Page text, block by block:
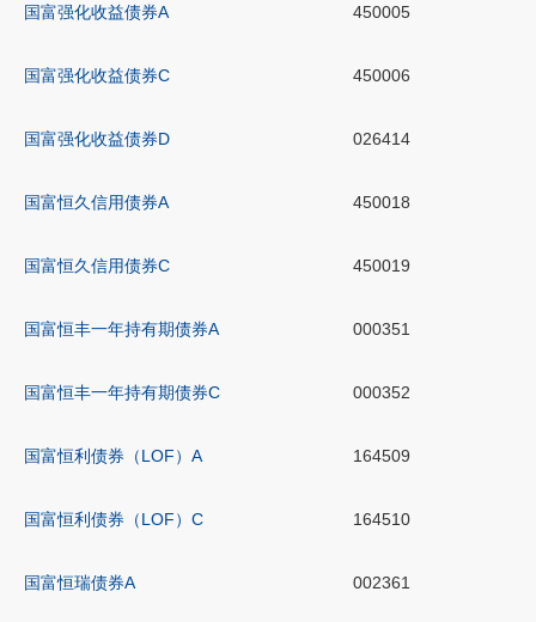
国富强化收益债券A 450005
国富强化收益债券C 450006
国富强化收益债券D 026414
国富恒久信用债券A 450018
国富恒久信用债券C 450019
国富恒丰一年持有期债券A 000351
国富恒丰一年持有期债券C 000352
国富恒利债券（LOF）A 164509
国富恒利债券（LOF）C 164510
国富恒瑞债券A 002361